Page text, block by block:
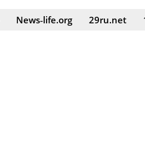
News‑life.org 29ru.net